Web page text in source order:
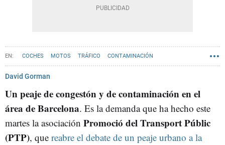
COCHES MOTOS TRÁFICO CONTAMINACIÓN
ZONA DE BAJAS EMISIONES DE BARCELONA (ZBE)
David Gorman
Un peaje de congestón y de contaminación en el
área de Barcelona. Es la demanda que ha hecho este
martes la asociación Promoció del Transport Públic
(PTP), que reabre el debate de un peaje urbano a la